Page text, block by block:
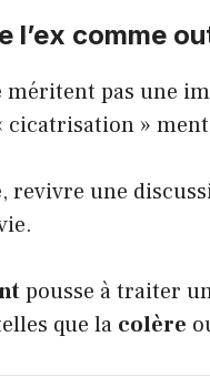
l’ex comme
méritent pas une
cicatrisation »
revivre une
pousse à traiter
que la colère